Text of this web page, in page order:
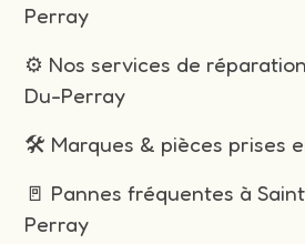
Perray
⚙️ Nos services de
Du-Perray
🛠️ Marques & pièces prises
🚪 Pannes fréquentes à
Perray